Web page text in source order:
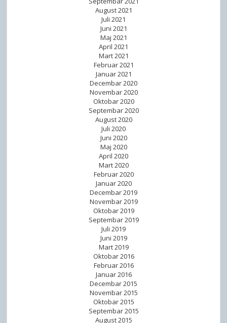
August 2021
Juli 2021
Juni 2021
Maj 2021
April 2021
Mart 2021
Februar 2021
Januar 2021
Decembar 2020
Novembar 2020
Oktobar 2020
Septembar 2020
August 2020
Juli 2020
Juni 2020
Maj 2020
April 2020
Mart 2020
Februar 2020
Januar 2020
Decembar 2019
Novembar 2019
Oktobar 2019
Septembar 2019
Juli 2019
Juni 2019
Mart 2019
Oktobar 2016
Februar 2016
Januar 2016
Decembar 2015
Novembar 2015
Oktobar 2015
Septembar 2015
August 2015